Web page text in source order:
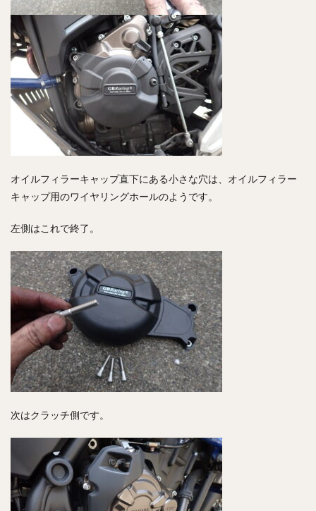
オイルフィラーキャップ直下にある小さな穴は、オイルフィラー
キャップ用のワイヤリングホールのようです。
左側はこれで終了。
次はクラッチ側です。